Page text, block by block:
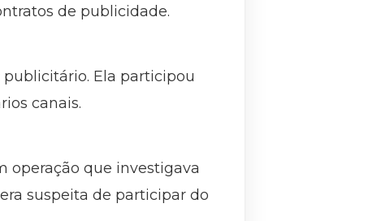
de publicidade.
Ela participou
canais.
operação que investigava
suspeita de participar do